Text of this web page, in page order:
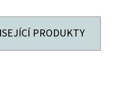
PRODUKTY